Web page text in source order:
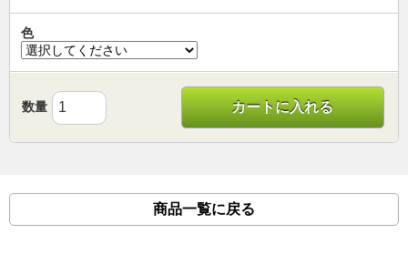
色
数量 カートに入れる
商品一覧に戻る